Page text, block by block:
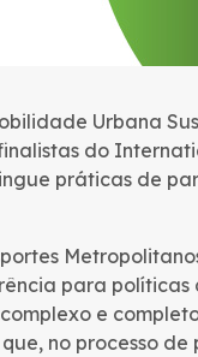
Urbana
do
práticas de
para
e
no processo